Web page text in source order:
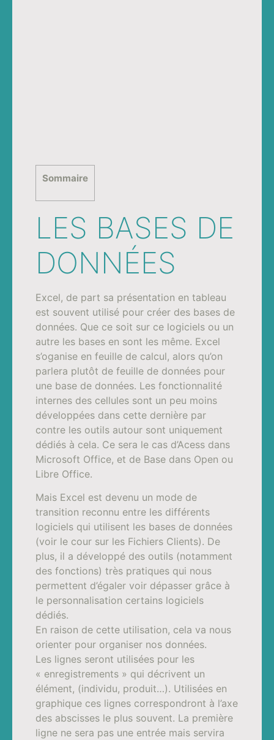
Sommaire
LES BASES DE
DONNÉES
Excel, de part sa présentation en tableau
est souvent utilisé pour créer des bases de
données. Que ce soit sur ce logiciels ou un
autre les bases en sont les même. Excel
s’oganise en feuille de calcul, alors qu’on
parlera plutôt de feuille de données pour
une base de données. Les fonctionnalité
internes des cellules sont un peu moins
développées dans cette dernière par
contre les outils autour sont uniquement
dédiés à cela. Ce sera le cas d’Acess dans
Microsoft Office, et de Base dans Open ou
Libre Office.
Mais Excel est devenu un mode de
transition reconnu entre les différents
logiciels qui utilisent les bases de données
(voir le cour sur les Fichiers Clients). De
plus, il a développé des outils (notamment
des fonctions) très pratiques qui nous
permettent d’égaler voir dépasser grâce à
le personnalisation certains logiciels
dédiés.
En raison de cette utilisation, cela va nous
orienter pour organiser nos données.
Les lignes seront utilisées pour les
« enregistrements » qui décrivent un
élément, (individu, produit…). Utilisées en
graphique ces lignes correspondront à l’axe
des abscisses le plus souvent. La première
ligne ne sera pas une entrée mais servira